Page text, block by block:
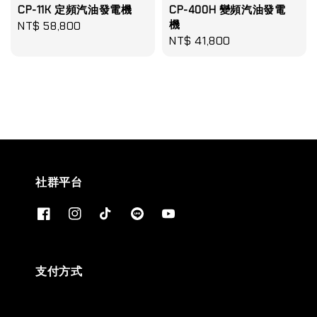
CP-11K 定頻汽油發電機
Regular
NT$ 58,800
CP-400H 變頻汽油發電
機
Regular
NT$ 41,800
社群平台
支付方式